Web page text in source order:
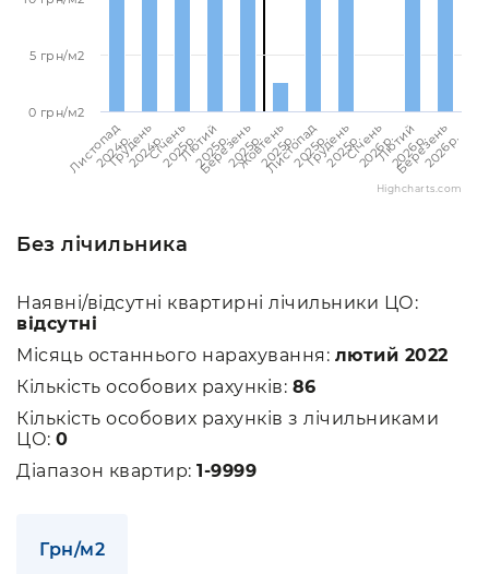
Листопад
2024p.
Грудень
2024p.Січень
2025p.Лютий
2025p.
Березень
2025p.
Жовтень
2025p.
Листопад
2025p.
Грудень
2025p.Січень
2026p.Лютий
2026p.
Березень
2026p.
0 грн/м2
5 грн/м2
Highcharts.com
Без лічильника
Наявні/відсутні квартирні лічильники ЦО:
відсутні
Місяць останнього нарахування: лютий 2022
Кількість особових рахунків: 86
Кількість особових рахунків з лічильниками
ЦО: 0
Діапазон квартир: 1-9999
Грн/м2